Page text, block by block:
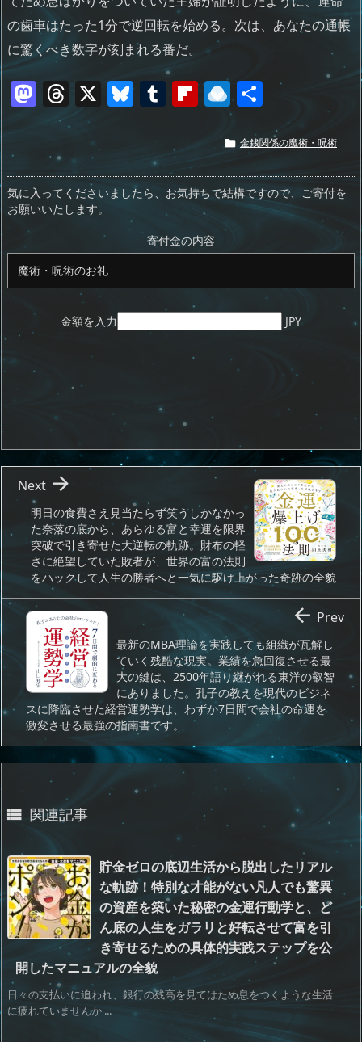
の歯車はたった1分で逆回転を始める。次は、あなたの通帳
に驚くべき数字が刻まれる番だ。
M
o
d
o
n
T
h
a
d
s
X Bl
sk
y
T
m
bl
r
Fl
o
ar
d
R
ai
n
d
ro
io
共
有
 金銭関係の魔術・呪術
気に入ってくださいましたら、お気持ちで結構ですので、ご寄付を
お願いいたします。
寄付金の内容
金額を入力 JPY
明日の食費さえ見当たらず笑うしかなかっ
た奈落の底から、あらゆる富と幸運を限界
突破で引き寄せた大逆転の軌跡。財布の軽
さに絶望していた敗者が、世界の富の法則
をハックして人生の勝者へと一気に駆け上がった奇跡の全貌

Next
最新のMBA理論を実践しても組織が瓦解し
ていく残酷な現実。業績を急回復させる最
大の鍵は、2500年語り継がれる東洋の叡智
にありました。孔子の教えを現代のビジネ
スに降臨させた経営運勢学は、わずか7日間で会社の命運を
激変させる最強の指南書です。
 Prev
 関連記事
貯金ゼロの底辺生活から脱出したリアル
な軌跡！特別な才能がない凡人でも驚異
の資産を築いた秘密の金運行動学と、ど
ん底の人生をガラリと好転させて富を引
き寄せるための具体的実践ステップを公
開したマニュアルの全貌
日々の支払いに追われ、銀行の残高を見てはため息をつくような生活
に疲れていませんか ...